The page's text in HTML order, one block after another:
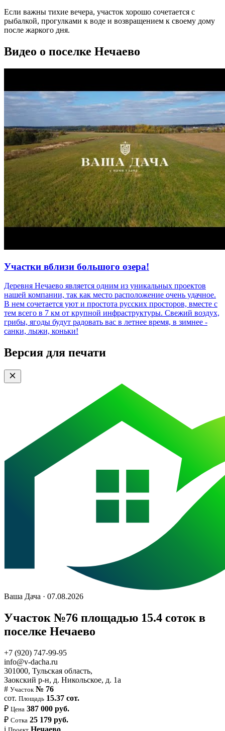
Если важны тихие вечера, участок хорошо сочетается с
рыбалкой, прогулками к воде и возвращением к своему дому
после жаркого дня.
Видео о поселке Нечаево
Участки вблизи большого озера!
Деревня Нечаево является одним из уникальных проектов
нашей компании, так как место расположение очень удачное.
В нем сочетается уют и простота русских просторов, вместе с
тем всего в 7 км от крупной инфраструктуры. Свежий воздух,
грибы, ягоды будут радовать вас в летнее время, в зимнее -
санки, лыжи, коньки!
Версия для печати
Ваша Дача · 07.08.2026
Участок №76 площадью 15.4 соток в
поселке Нечаево
+7 (920) 747-99-95
info@v-dacha.ru
301000, Тульская область,
Заокский р-н, д. Никольское, д. 1а
# Участок № 76
сот. Площадь 15.37 сот.
₽ Цена 387 000 руб.
₽ Сотка 25 179 руб.
i
Нечаево